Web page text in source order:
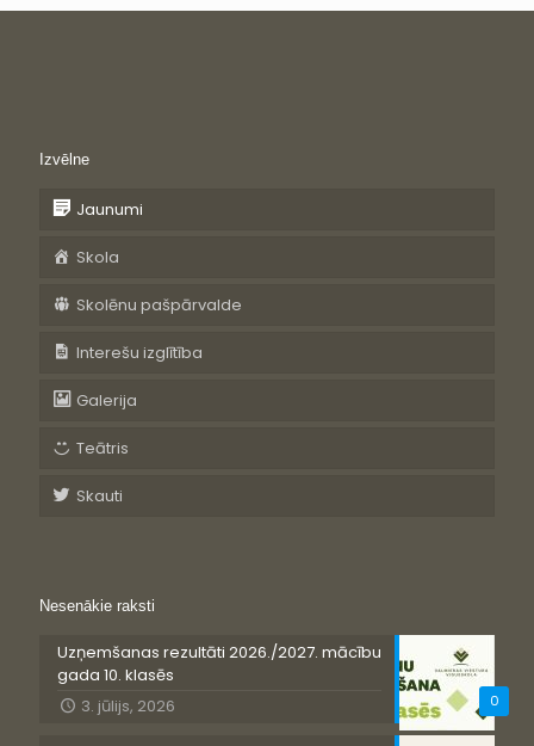
Izvēlne
Jaunumi
Skola
Skolēnu pašpārvalde
Interešu izglītība
Galerija
Teātris
Skauti
Nesenākie raksti
0
Uzņemšanas rezultāti 2026./2027. mācību
gada 10. klasēs
3. jūlijs, 2026